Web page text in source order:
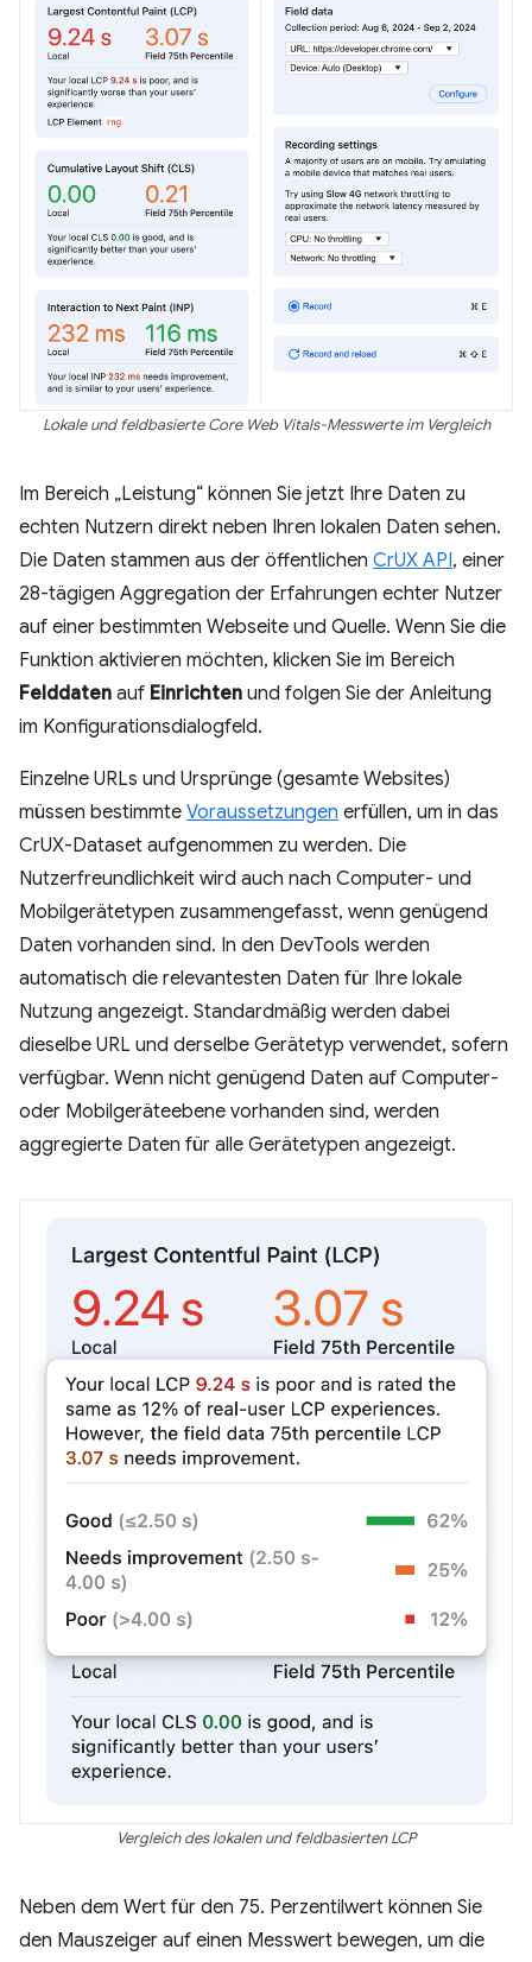
Lokale und feldbasierte Core Web Vitals-Messwerte im Vergleich
Im Bereich „Leistung“ können Sie jetzt Ihre Daten zu
echten Nutzern direkt neben Ihren lokalen Daten sehen.
Die Daten stammen aus der öffentlichen CrUX API, einer
28-tägigen Aggregation der Erfahrungen echter Nutzer
auf einer bestimmten Webseite und Quelle. Wenn Sie die
Funktion aktivieren möchten, klicken Sie im Bereich
Felddaten auf Einrichten und folgen Sie der Anleitung
im Konfigurationsdialogfeld.
Einzelne URLs und Ursprünge (gesamte Websites)
müssen bestimmte Voraussetzungen erfüllen, um in das
CrUX-Dataset aufgenommen zu werden. Die
Nutzerfreundlichkeit wird auch nach Computer- und
Mobilgerätetypen zusammengefasst, wenn genügend
Daten vorhanden sind. In den DevTools werden
automatisch die relevantesten Daten für Ihre lokale
Nutzung angezeigt. Standardmäßig werden dabei
dieselbe URL und derselbe Gerätetyp verwendet, sofern
verfügbar. Wenn nicht genügend Daten auf Computer-
oder Mobilgeräteebene vorhanden sind, werden
aggregierte Daten für alle Gerätetypen angezeigt.
Vergleich des lokalen und feldbasierten LCP
Neben dem Wert für den 75. Perzentilwert können Sie
den Mauszeiger auf einen Messwert bewegen, um die